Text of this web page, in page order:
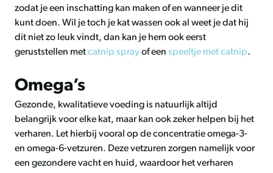
zodat je een inschatting kan maken of en wanneer je dit
kunt doen. Wil je toch je kat wassen ook al weet je dat hij
dit niet zo leuk vindt, dan kan je hem ook eerst
geruststellen metcatnip sprayof een speeltje met catnip.
Omega’s
Gezonde, kwalitatieve voeding is natuurlijk altijd
belangrijk voor elke kat, maar kan ook zeker helpen bij het
verharen. Let hierbij vooral op de concentratie omega-3-
en omega-6-vetzuren. Deze vetzuren zorgen namelijk voor
een gezondere vacht en huid, waardoor het verharen